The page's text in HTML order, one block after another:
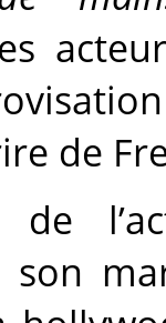
de
son